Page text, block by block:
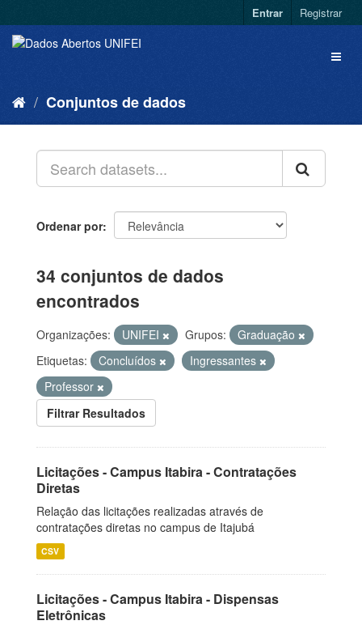
Entrar Registrar
Conjuntos de dados
Ordenar por
34 conjuntos de dados
encontrados
Organizações: UNIFEI Grupos:
Graduação
Etiquetas:
Concluídos
Ingressantes
Professor
Filtrar Resultados
Licitações - Campus Itabira - Contratações
Diretas
Relação das licitações realizadas através de
contratações diretas no campus de Itajubá
CSV
Licitações - Campus Itabira - Dispensas
Eletrônicas